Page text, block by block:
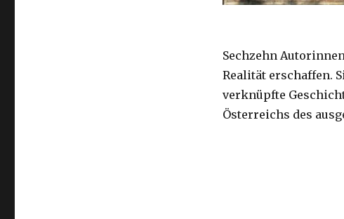
Sechzehn
Realität erschaffen.
verknüpfte
Österreichs des